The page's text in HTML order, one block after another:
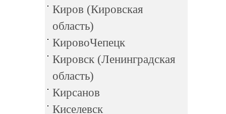
Киров (Кировская
область)
КировоЧепецк
Кировск (Ленинградская
область)
Кирсанов
Киселевск